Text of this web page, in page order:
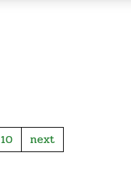
10 next